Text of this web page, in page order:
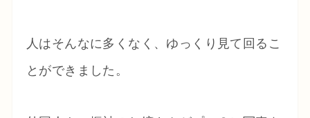
人はそんなに多くなく、ゆっくり見て回るこ
とができました。